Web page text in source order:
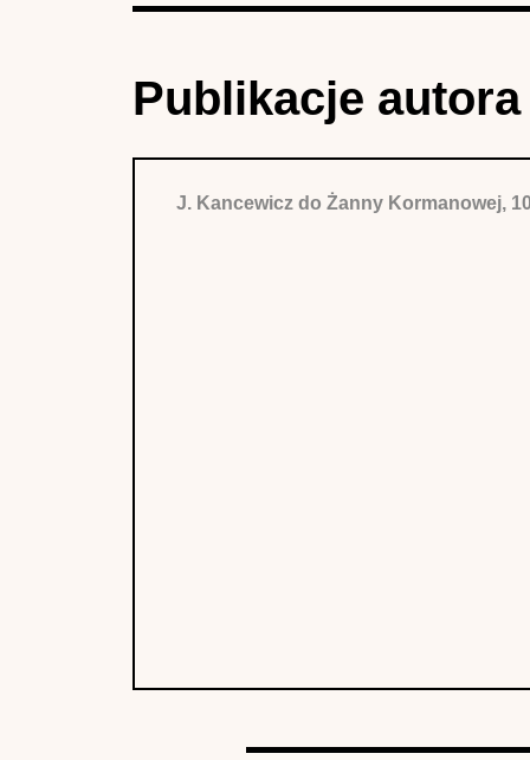
Publikacje autora
J. Kancewicz do Żanny Kormanowej,